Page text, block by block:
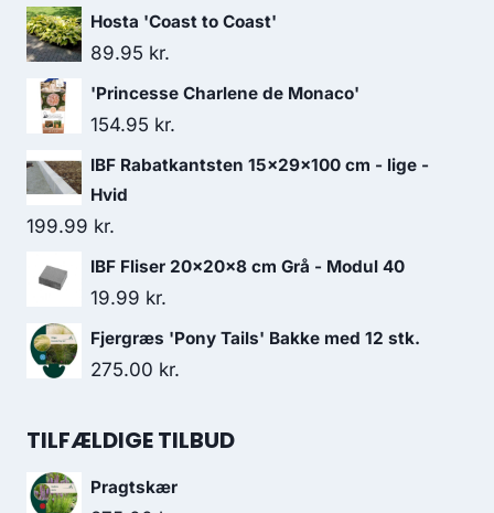
Hosta 'Coast to Coast'
89.95 kr.
'Princesse Charlene de Monaco'
154.95 kr.
IBF Rabatkantsten 15x29x100 cm - lige -
Hvid
199.99 kr.
IBF Fliser 20x20x8 cm Grå - Modul 40
19.99 kr.
Fjergræs 'Pony Tails' Bakke med 12 stk.
275.00 kr.
TILFÆLDIGE TILBUD
Pragtskær